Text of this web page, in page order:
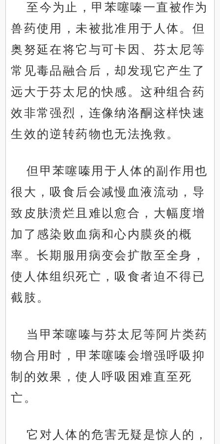
至今为止，甲苯噻嗪一直被作为
兽药使用，未被批准用于人体。但
奥努延在将它与可卡因、芬太尼等
常见毒品融合后，却发现它产生了
远大于芬太尼的快感。这种组合药
效非常强烈，连像纳洛酮这样快速
生效的逆转药物也无法挽救。
但甲苯噻嗪用于人体的副作用也
很大，吸食后会减慢血液流动，导
致皮肤溃烂且难以愈合，大幅度增
加了感染败血病和心内膜炎的概
率。长期服用病变会扩散至全身，
使人体组织死亡，吸食者迫不得已
截肢。
当甲苯噻嗪与芬太尼等阿片类药
物合用时，甲苯噻嗪会增强呼吸抑
制的效果，使人呼吸困难直至死
亡。
它对人体的危害无疑是惊人的，